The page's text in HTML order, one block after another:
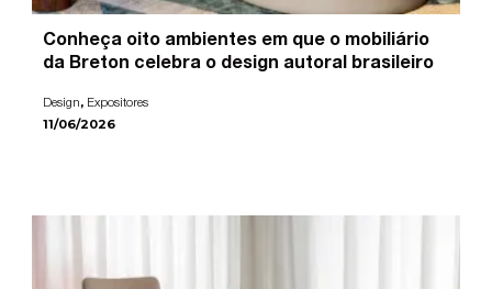
Conheça oito ambientes em que o mobiliário
da Breton celebra o design autoral brasileiro
Design, Expositores
11/06/2026